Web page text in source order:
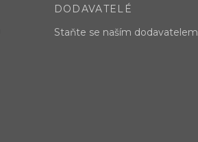
DODAVATELÉ
Staňte se naším dodavatelem